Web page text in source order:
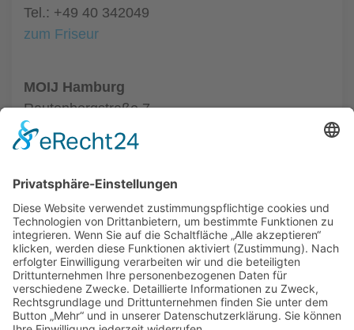
Tel.: +49 40 342049
zum Friseur
MOIJ Hamburg
Rautenbergstraße 7
20099 Hamburg
Tel.: +49 40 24874878
ALLGEMEIN
FRISEURE